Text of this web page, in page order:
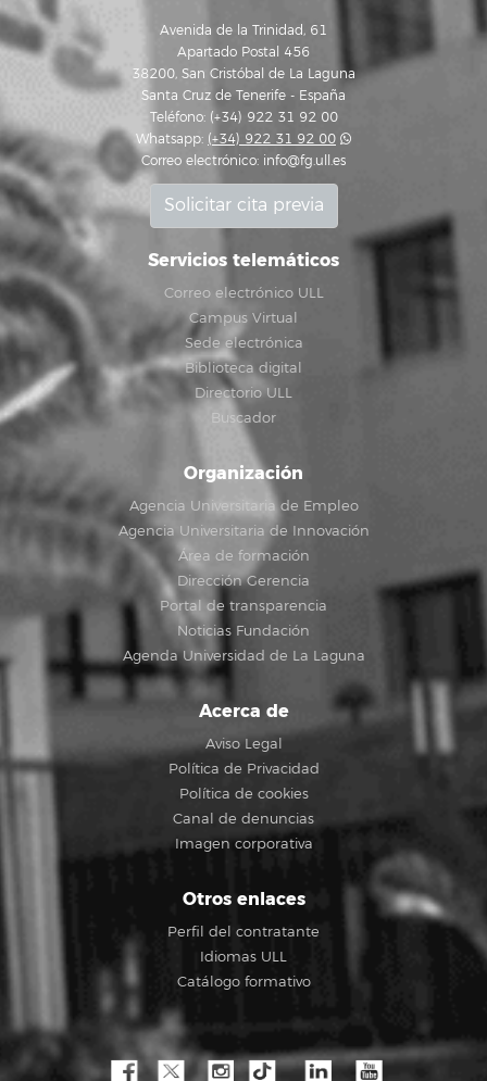
Avenida de la Trinidad, 61
Apartado Postal 456
38200, San Cristóbal de La Laguna
Santa Cruz de Tenerife - España
Teléfono: (+34) 922 31 92 00
Whatsapp: (+34) 922 31 92 00
Correo electrónico: info@fg.ull.es
Solicitar cita previa
Servicios telemáticos
Correo electrónico ULL
Campus Virtual
Sede electrónica
Biblioteca digital
Directorio ULL
Buscador
Organización
Agencia Universitaria de Empleo
Agencia Universitaria de Innovación
Área de formación
Dirección Gerencia
Portal de transparencia
Noticias Fundación
Agenda Universidad de La Laguna
Acerca de
Aviso Legal
Política de Privacidad
Política de cookies
Canal de denuncias
Imagen corporativa
Otros enlaces
Perfil del contratante
Idiomas ULL
Catálogo formativo